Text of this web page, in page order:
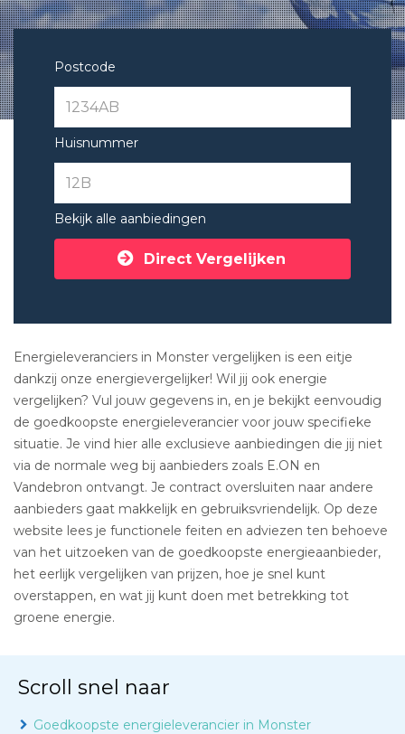
Postcode
Huisnummer
Bekijk alle aanbiedingen
Direct Vergelijken
Energieleveranciers in Monster vergelijken is een eitje
dankzij onze energievergelijker! Wil jij ook energie
vergelijken? Vul jouw gegevens in, en je bekijkt eenvoudig
de goedkoopste energieleverancier voor jouw specifieke
situatie. Je vind hier alle exclusieve aanbiedingen die jij niet
via de normale weg bij aanbieders zoals E.ON en
Vandebron ontvangt. Je contract oversluiten naar andere
aanbieders gaat makkelijk en gebruiksvriendelijk. Op deze
website lees je functionele feiten en adviezen ten behoeve
van het uitzoeken van de goedkoopste energieaanbieder,
het eerlijk vergelijken van prijzen, hoe je snel kunt
overstappen, en wat jij kunt doen met betrekking tot
groene energie.
Scroll snel naar
Goedkoopste energieleverancier in Monster